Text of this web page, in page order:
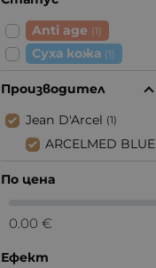
Anti age (1)
Суха кожа (1)
Производител
Jean D'Arcel (1)
ARCELMED BLUE
По цена
0.00 €
Ефект